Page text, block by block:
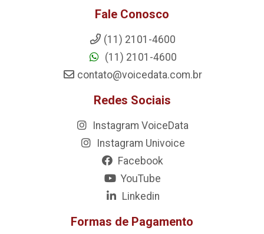
Fale Conosco
(11) 2101-4600
(11) 2101-4600
contato@voicedata.com.br
Redes Sociais
Instagram VoiceData
Instagram Univoice
Facebook
YouTube
Linkedin
Formas de Pagamento